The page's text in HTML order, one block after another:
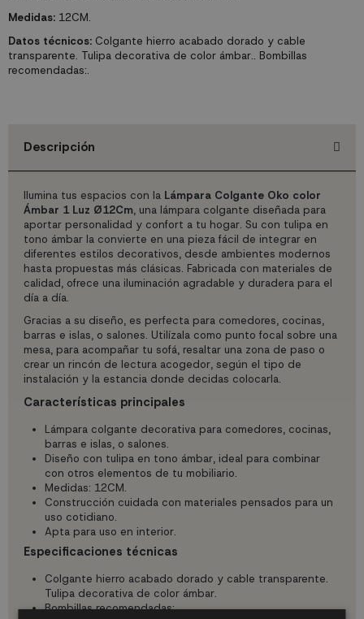
Medidas:12CM.
Datos técnicos:Colgante hierro acabado dorado y cable
transparente. Tulipa decorativa de color ámbar.. Bombillas
recomendadas:.
Descripción
Ilumina tus espacios con la Lámpara Colgante Oko color
Ámbar 1 Luz Ø12Cm, una lámpara colgante diseñada para
aportar personalidad y confort a tu hogar. Su con tulipa en
tono ámbar la convierte en una pieza fácil de integrar en
diferentes estilos decorativos, desde ambientes modernos
hasta propuestas más clásicas. Fabricada con materiales de
calidad, ofrece una iluminación agradable y duradera para el
día a día.
Gracias a su diseño, es perfecta para comedores, cocinas,
barras e islas, o salones. Utilízala como punto focal sobre una
mesa, para acompañar tu sofá, resaltar una zona de paso o
crear un rincón de lectura acogedor, según el tipo de
instalación y la estancia donde decidas colocarla.
Características principales
Lámpara colgante decorativa para comedores, cocinas,
barras e islas, o salones.
Diseño con tulipa en tono ámbar, ideal para combinar
con otros elementos de tu mobiliario.
Medidas: 12CM.
Construcción cuidada con materiales pensados para un
uso cotidiano.
Apta para uso en interior.
Especificaciones técnicas
Colgante hierro acabado dorado y cable transparente.
Tulipa decorativa de color ámbar.
Bombillas recomendadas: